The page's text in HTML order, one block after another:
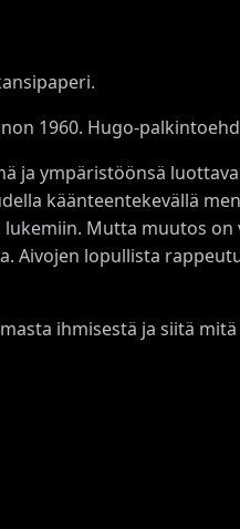
1960. Hugo-
ja ympäristöönsä
käänteentekevällä
Mutta muutos on
Aivojen lopullista
ihmisestä ja siitä